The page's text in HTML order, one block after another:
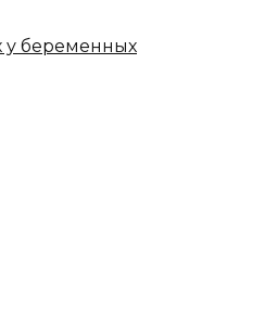
у беременных